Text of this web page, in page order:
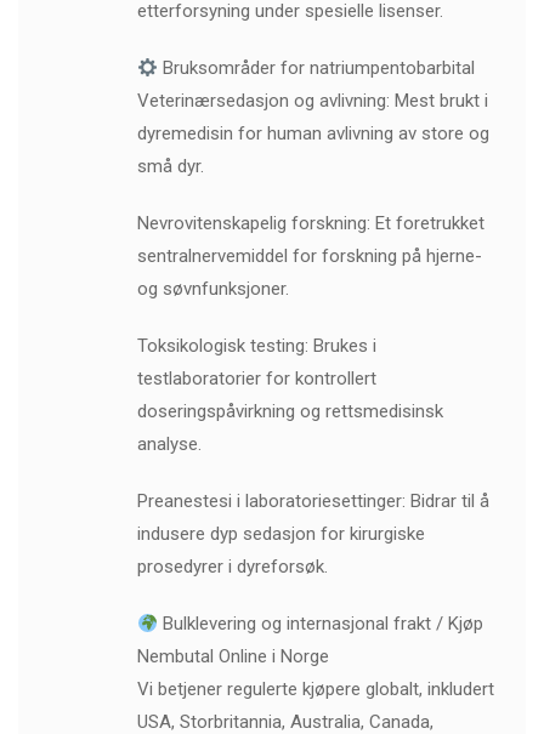
etterforsyning under spesielle lisenser.
Bruksområder for natriumpentobarbital
Veterinærsedasjon og avlivning: Mest brukt i
dyremedisin for human avlivning av store og
små dyr.
Nevrovitenskapelig forskning: Et foretrukket
sentralnervemiddel for forskning på hjerne-
og søvnfunksjoner.
Toksikologisk testing: Brukes i
testlaboratorier for kontrollert
doseringspåvirkning og rettsmedisinsk
analyse.
Preanestesi i laboratoriesettinger: Bidrar til å
indusere dyp sedasjon for kirurgiske
prosedyrer i dyreforsøk.
Bulklevering og internasjonal frakt / Kjøp
Nembutal Online i Norge
Vi betjener regulerte kjøpere globalt, inkludert
USA, Storbritannia, Australia, Canada,